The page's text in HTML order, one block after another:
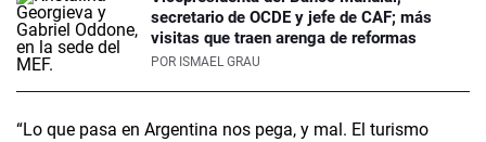
secretario de OCDE y jefe de CAF; más
visitas que traen arenga de reformas
POR ISMAEL GRAU
“Lo que pasa en Argentina nos pega, y mal. El turismo